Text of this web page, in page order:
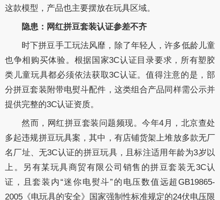
这款模型，产品也主要摆放在玩具区域。
隐患：网红拼豆套装认证参差不齐
时下拼豆手工玩法风靡，除了年轻人，许多低龄儿童
也争相购买体验。根据国家3C认证目录要求，所有塑胶
类儿童玩具都必须依法获取3C认证。值得注意的是，部
分拼豆套装附带电熨斗配件，这类组合产品同样需公示并
提供完整的3C认证资质。
然而，网红拼豆套装问题频现。今年4月，北京查处
多起违规拼豆玩具案，其中，有店铺货架上堆放多款无厂
名厂址、无3C认证的拼豆玩具，且标注适用年龄为3岁以
上。另有某玩具商贸有限公司销售的拼豆套装无3C认
证，且套装内“迷你电熨斗”的电压数值远超GB19865-
2005《电玩具的安全》国家强制性标准规定的24伏电压限